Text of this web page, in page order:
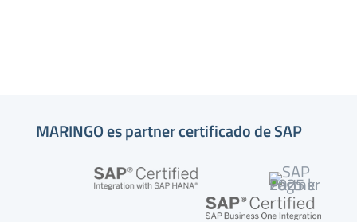
MARINGO es partner certificado de SAP